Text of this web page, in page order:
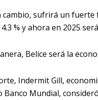
cambio, sufrirá un
% y ahora en 2025
Belice será la
Indermit Gill,
Banco Mundial,